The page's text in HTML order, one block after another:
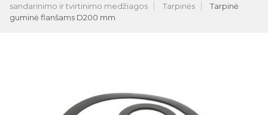
sandarinimo ir tvirtinimo medžiagos
Tarpinės
Tarpinė
guminė flanšams D200 mm